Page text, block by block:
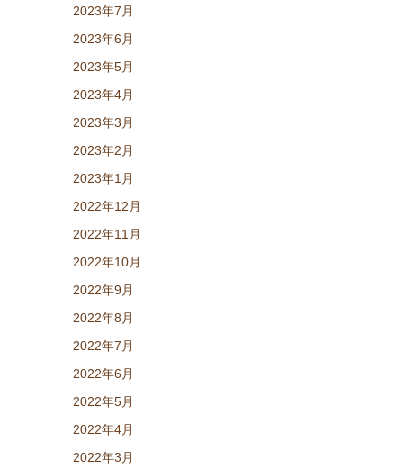
2023年7月
2023年6月
2023年5月
2023年4月
2023年3月
2023年2月
2023年1月
2022年12月
2022年11月
2022年10月
2022年9月
2022年8月
2022年7月
2022年6月
2022年5月
2022年4月
2022年3月